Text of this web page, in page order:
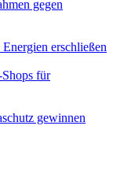
gegen
erschließen
für
gewinnen